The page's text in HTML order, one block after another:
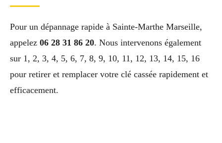
Pour un dépannage rapide à Sainte-Marthe Marseille,
appelez 06 28 31 86 20. Nous intervenons également
sur 1, 2, 3, 4, 5, 6, 7, 8, 9, 10, 11, 12, 13, 14, 15, 16
pour retirer et remplacer votre clé cassée rapidement et
efficacement.